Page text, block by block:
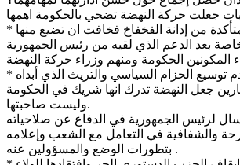
* ان الحركة لم تكن متأكدة من إدانة الفخفاخ فخافت ان تضيع منها
خاصة بعد الدعم الذي لقيه من رئيس الجمهورية
* تشبث الفخفاخ بعدم توسيع الحزام السياسي والتريث الذي أبداه
جعل النهضة تدرك انها شريك في الحكومة
وليست صاحبتها.
لرئيس الجمهورية في الدفاع عن صلاحياته
والشفافية في التعامل مع الشعب وإعلامه
بتطورات الوضع والمسؤولين عنه .